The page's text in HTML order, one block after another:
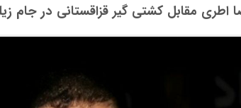
مقابل کشتی گیر قزاقستانی در جام